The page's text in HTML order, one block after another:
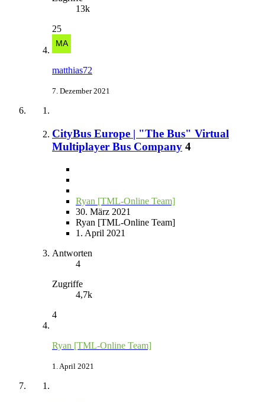
13k
25
matthias72
7. Dezember 2021
CityBus Europe | "The Bus" Virtual
Multiplayer Bus Company 4
Ryan [TML-Online Team]
30. März 2021
Ryan [TML-Online Team]
1. April 2021
Antworten
4
Zugriffe
4,7k
4
Ryan [TML-Online Team]
1. April 2021